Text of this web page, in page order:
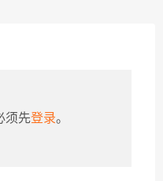
须先登录。